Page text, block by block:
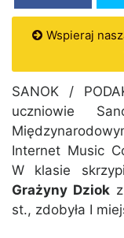
Wspieraj
SANOK /
uczniowie
Internet Music
W klasie
Grażyny Dziok
st., zdobyła I